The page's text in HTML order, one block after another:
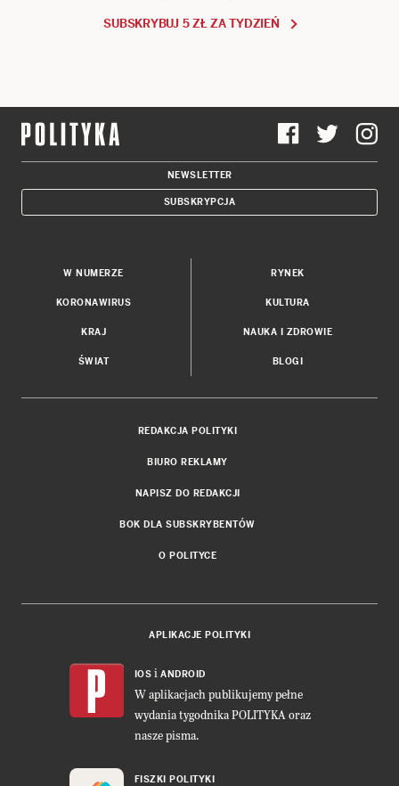
SUBSKRYBUJ 5 ZŁ ZA TYDZIEŃ
NEWSLETTER
SUBSKRYPCJA
W NUMERZE
KORONAWIRUS
KRAJ
ŚWIAT
RYNEK
KULTURA
NAUKA I ZDROWIE
BLOGI
REDAKCJA POLITYKI
BIURO REKLAMY
NAPISZ DO REDAKCJI
BOK DLA SUBSKRYBENTÓW
O POLITYCE
APLIKACJE POLITYKI
IOS i ANDROID
W aplikacjach publikujemy pełne
wydania tygodnika POLITYKA oraz
nasze pisma.
FISZKI POLITYKI